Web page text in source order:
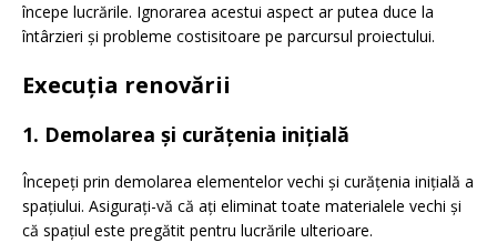
începe lucrările. Ignorarea acestui aspect ar putea duce la
întârzieri și probleme costisitoare pe parcursul proiectului.
Execuția renovării
1. Demolarea și curățenia inițială
Începeți prin demolarea elementelor vechi și curățenia inițială a
spațiului. Asigurați-vă că ați eliminat toate materialele vechi și
că spațiul este pregătit pentru lucrările ulterioare.